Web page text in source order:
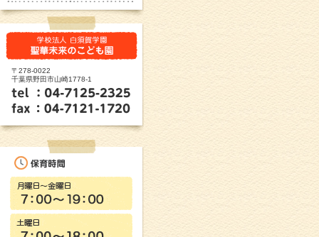
〒278-0022
千葉県野田市山崎1778-1